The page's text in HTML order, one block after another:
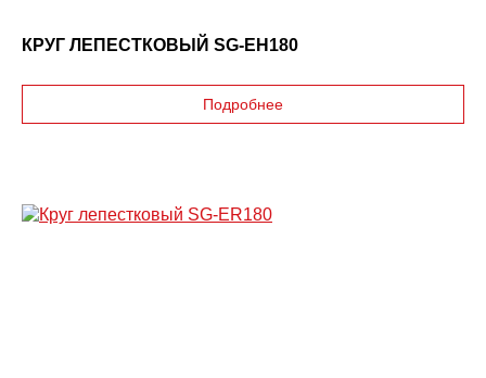
КРУГ ЛЕПЕСТКОВЫЙ SG-EH180
Подробнее